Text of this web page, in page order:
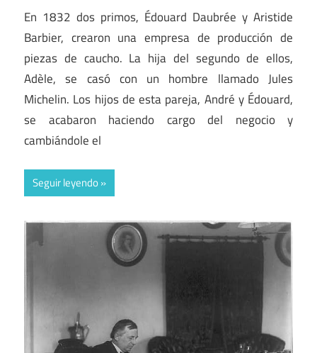
En 1832 dos primos, Édouard Daubrée y Aristide
Barbier, crearon una empresa de producción de
piezas de caucho. La hija del segundo de ellos,
Adèle, se casó con un hombre llamado Jules
Michelin. Los hijos de esta pareja, André y Édouard,
se acabaron haciendo cargo del negocio y
cambiándole el
Seguir leyendo